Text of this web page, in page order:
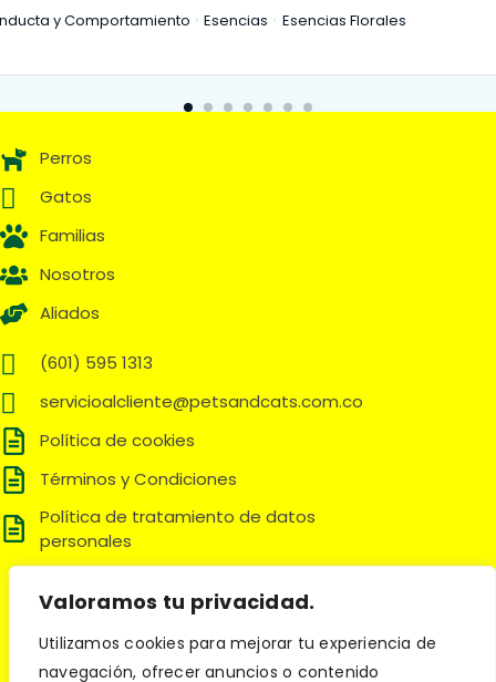
Valoramos tu privacidad.
Utilizamos cookies para mejorar tu experiencia de
navegación, ofrecer anuncios o contenido
y Comportamiento Esencias Esencias Florales
Perros
Gatos
Familias
Nosotros
Aliados
(601) 595 1313
servicioalcliente@petsandcats.com.co
Política de cookies
Términos y Condiciones
Política de tratamiento de datos
personales